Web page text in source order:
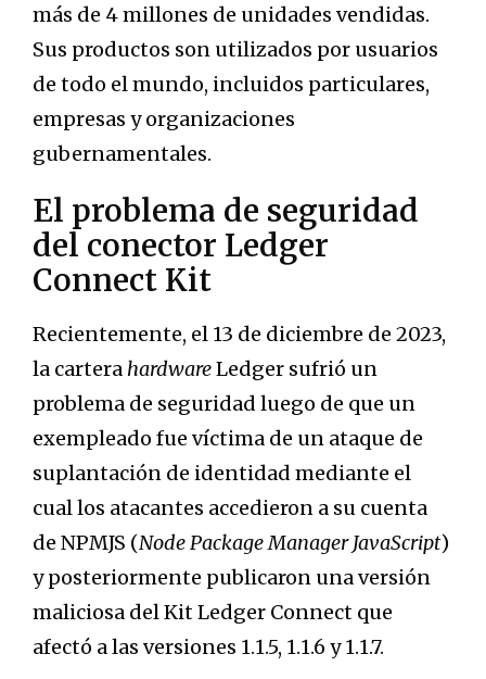
más de 4 millones de unidades vendidas.
Sus productos son utilizados por usuarios
de todo el mundo, incluidos particulares,
empresas y organizaciones
gubernamentales.
El problema de seguridad
del conector Ledger
Connect Kit
Recientemente, el 13 de diciembre de 2023,
la cartera hardwareLedger sufrió un
problema de seguridad luego de que un
exempleado fue víctima de un ataque de
suplantación de identidad mediante el
cual los atacantes accedieron a su cuenta
de NPMJS (Node Package Manager JavaScript)
y posteriormente publicaron una versión
maliciosa del Kit Ledger Connect que
afectó a las versiones 1.1.5, 1.1.6 y 1.1.7.